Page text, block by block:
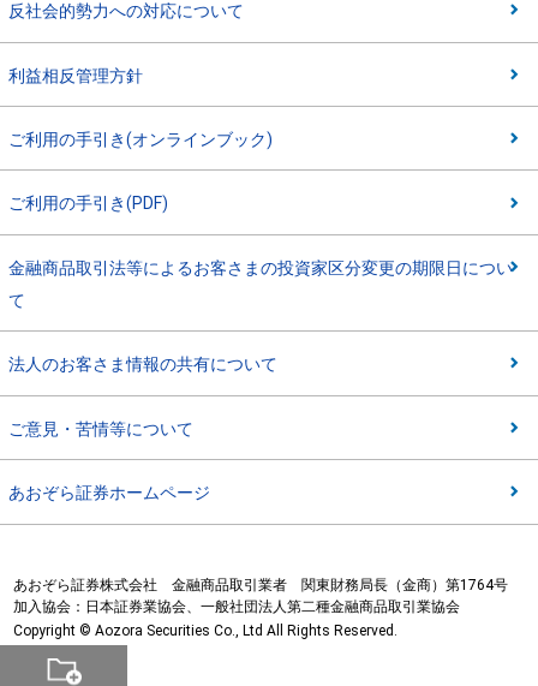
反社会的勢力への対応について
利益相反管理方針
ご利用の手引き(オンラインブック)
ご利用の手引き(PDF)
金融商品取引法等によるお客さまの投資家区分変更の期限日につい
て
法人のお客さま情報の共有について
ご意見・苦情等について
あおぞら証券ホームページ
あおぞら証券株式会社 金融商品取引業者 関東財務局長（金商）第1764号
加入協会：日本証券業協会、一般社団法人第二種金融商品取引業協会
Copyright © Aozora Securities Co., Ltd All Rights Reserved.